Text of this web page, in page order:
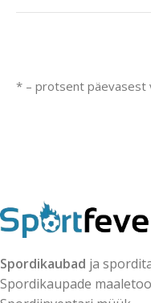
* – protsent päevasest
Spordikaubad ja
Spordikaupade